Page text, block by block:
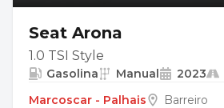
Seat Arona
1.0 TSI Style
Gasolina Manual 2023
Marcoscar - Palhais
Barreiro